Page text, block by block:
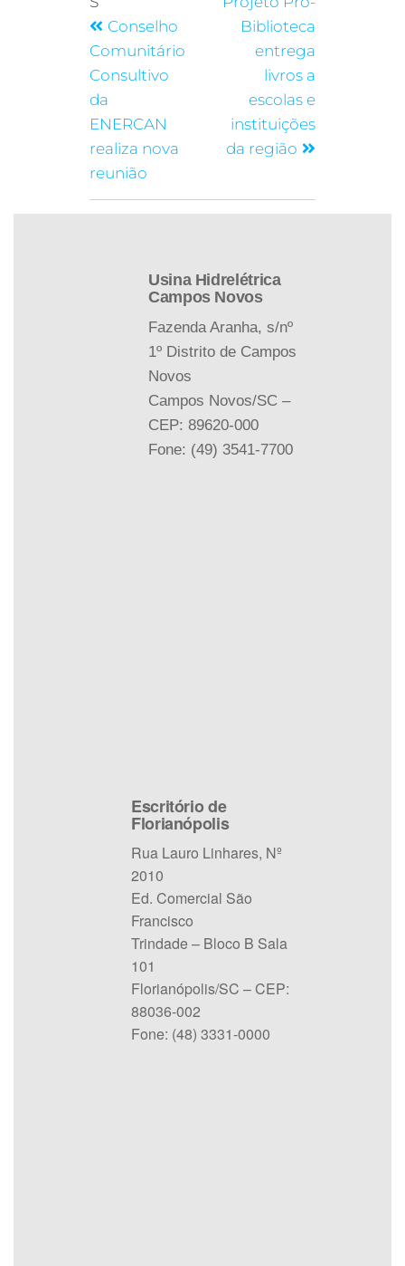
Conselho
Comunitário
Consultivo
da
ENERCAN
realiza nova
reunião
Biblioteca
entrega
livros a
escolas e
instituições
da região
Usina Hidrelétrica
Campos Novos
Fazenda Aranha, s/nº
1º Distrito de Campos
Novos
Campos Novos/SC –
CEP: 89620-000
Fone: (49) 3541-7700
Escritório de
Florianópolis
Rua Lauro Linhares, Nº
2010
Ed. Comercial São
Francisco
Trindade – Bloco B Sala
101
Florianópolis/SC – CEP:
88036-002
Fone: (48) 3331-0000